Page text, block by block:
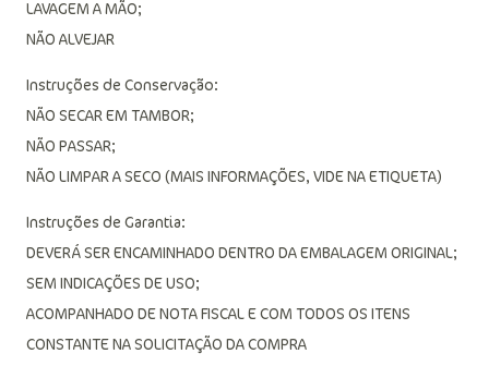
LAVAGEM A MÃO;
NÃO ALVEJAR
Instruções de Conservação:
NÃO SECAR EM TAMBOR;
NÃO PASSAR;
NÃO LIMPAR A SECO (MAIS INFORMAÇÕES, VIDE NA ETIQUETA)
Instruções de Garantia:
DEVERÁ SER ENCAMINHADO DENTRO DA EMBALAGEM ORIGINAL;
SEM INDICAÇÕES DE USO;
ACOMPANHADO DE NOTA FISCAL E COM TODOS OS ITENS
CONSTANTE NA SOLICITAÇÃO DA COMPRA